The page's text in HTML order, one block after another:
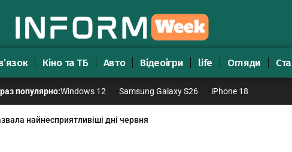
Кіно та ТБ Авто Відеоігри life Огляди
популярно:Windows 12 Samsung Galaxy S26 iPhone 18
найнесприятливіші дні червня